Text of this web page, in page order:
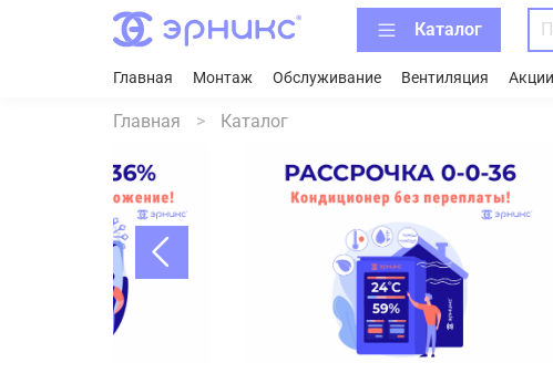
Каталог
Главная Монтаж Обслуживание Вентиляция Акции
Главная Каталог